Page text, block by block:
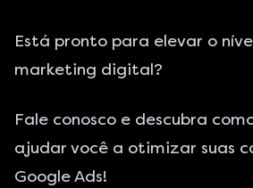
Está pronto para elevar o
marketing digital?
Fale conosco e descubra
ajudar você a otimizar suas
Google Ads!